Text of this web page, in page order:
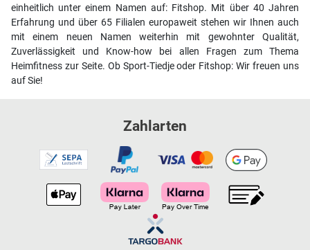
einheitlich unter einem Namen auf: Fitshop. Mit über 40 Jahren
Erfahrung und über 65 Filialen europaweit stehen wir Ihnen auch
mit einem neuen Namen weiterhin mit gewohnter Qualität,
Zuverlässigkeit und Know-how bei allen Fragen zum Thema
Heimfitness zur Seite. Ob Sport-Tiedje oder Fitshop: Wir freuen uns
auf Sie!
Zahlarten